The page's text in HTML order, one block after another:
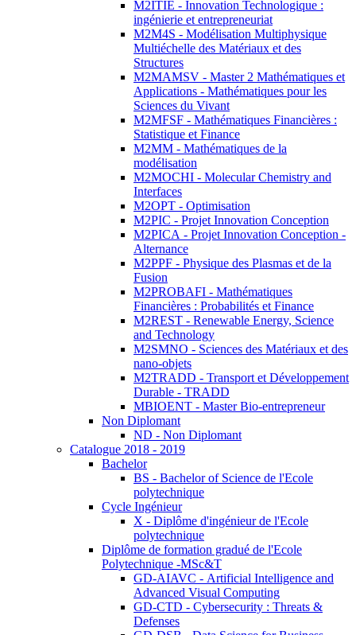
M2ITIE - Innovation Technologique :
ingénierie et entrepreneuriat
M2M4S - Modélisation Multiphysique
Multiéchelle des Matériaux et des
Structures
M2MAMSV - Master 2 Mathématiques et
Applications - Mathématiques pour les
Sciences du Vivant
M2MFSF - Mathématiques Financières :
Statistique et Finance
M2MM - Mathématiques de la
modélisation
M2MOCHI - Molecular Chemistry and
Interfaces
M2OPT - Optimisation
M2PIC - Projet Innovation Conception
M2PICA - Projet Innovation Conception -
Alternance
M2PPF - Physique des Plasmas et de la
Fusion
M2PROBAFI - Mathématiques
Financières : Probabilités et Finance
M2REST - Renewable Energy, Science
and Technology
M2SMNO - Sciences des Matériaux et des
nano-objets
M2TRADD - Transport et Développement
Durable - TRADD
MBIOENT - Master Bio-entrepreneur
Non Diplomant
ND - Non Diplomant
Catalogue 2018 - 2019
Bachelor
BS - Bachelor of Science de l'Ecole
polytechnique
Cycle Ingénieur
X - Diplôme d'ingénieur de l'Ecole
polytechnique
Diplôme de formation gradué de l'Ecole
Polytechnique -MSc&T
GD-AIAVC - Artificial Intelligence and
Advanced Visual Computing
GD-CTD - Cybersecurity : Threats &
Defenses